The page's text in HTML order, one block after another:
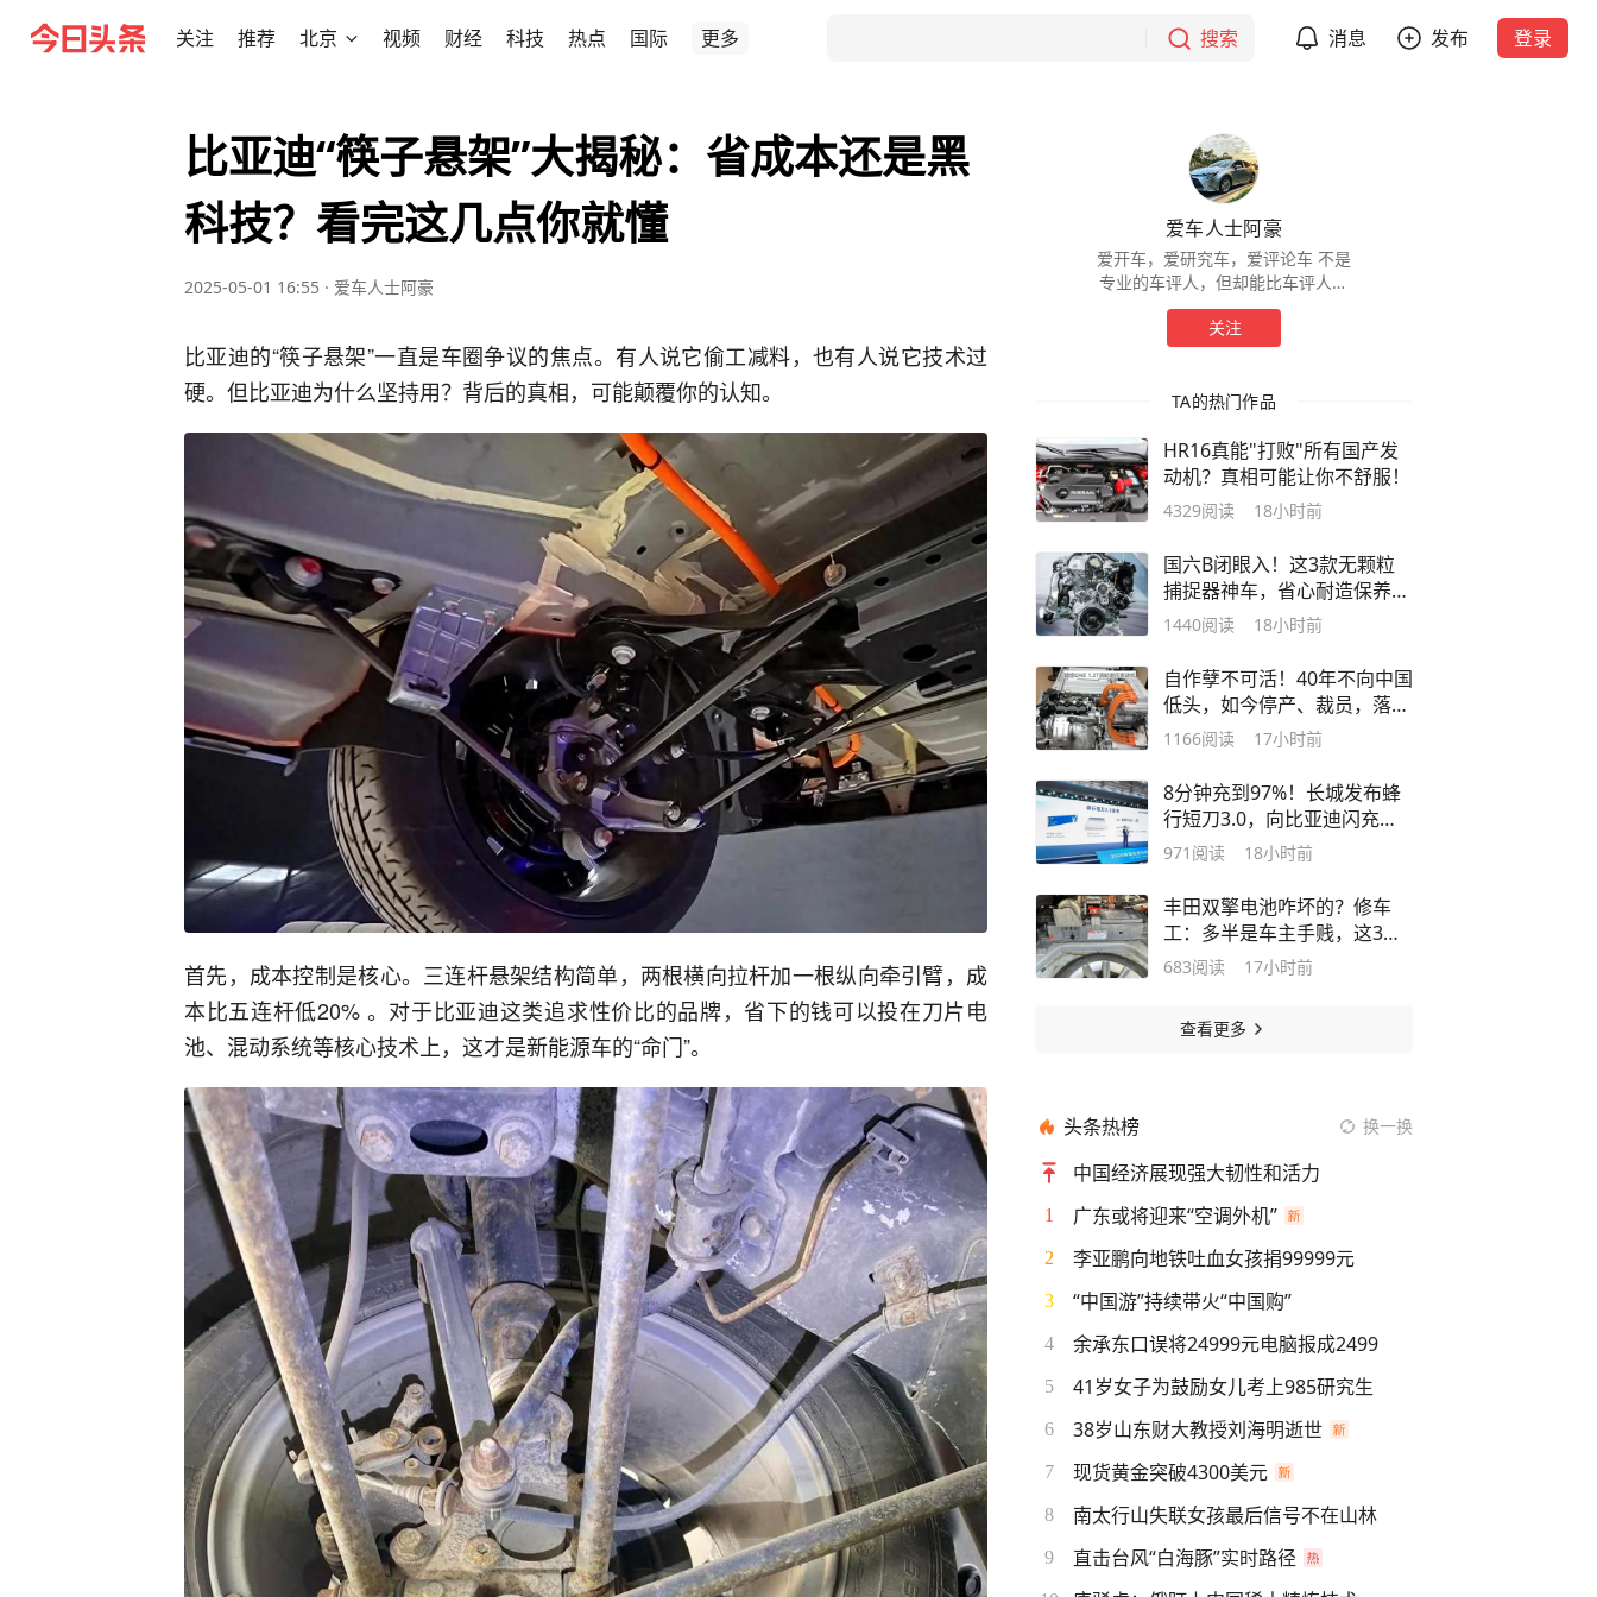
关注 推荐 北京 视频 财经 科技 热点 国际 更多 搜索 消息 发布 登录
比亚迪“筷子悬架”大揭秘：省成本还是黑
科技？看完这几点你就懂
2025-05-01 16:55 · 爱车人士阿豪
比亚迪的“筷子悬架”一直是车圈争议的焦点。有人说它偷工减料，也有人说它技术过
硬。但比亚迪为什么坚持用？背后的真相，可能颠覆你的认知。
首先，成本控制是核心。三连杆悬架结构简单，两根横向拉杆加一根纵向牵引臂，成
本比五连杆低20% 。对于比亚迪这类追求性价比的品牌，省下的钱可以投在刀片电
池、混动系统等核心技术上，这才是新能源车的“命门”。
爱车人士阿豪
爱开车，爱研究车，爱评论车 不是
专业的车评人，但却能比车评人更
接地气 内容均是段子，请勿当真，
只为博您一乐！ 喜欢可以关注一下
哦
关注
TA的热门作品
HR16真能"打败"所有国产发
动机？真相可能让你不舒服！
4329阅读 18小时前
国六B闭眼入！这3款无颗粒
捕捉器神车，省心耐造保养还
便宜！
1440阅读 18小时前
自作孽不可活！40年不向中国
低头，如今停产、裁员，落得
一地鸡毛
1166阅读 17小时前
8分钟充到97%！长城发布蜂
行短刀3.0，向比亚迪闪充发
起挑战
971 阅读 18小时前
丰田双擎电池咋坏的？修车
工：多半是车主手贱，这3个
动作天天做
683阅读 17小时前
查看更多
头条热榜 换一换
中国经济展现强大韧性和活力
1 广东或将迎来“空调外机”
2 李亚鹏向地铁吐血女孩捐99999元
3 “中国游”持续带火“中国购”
4 余承东口误将24999元电脑报成2499
5 41岁女子为鼓励女儿考上985研究生
6 38岁山东财大教授刘海明逝世
7 现货黄金突破4300美元
8 南太行山失联女孩最后信号不在山林
9 直击台风“白海豚”实时路径